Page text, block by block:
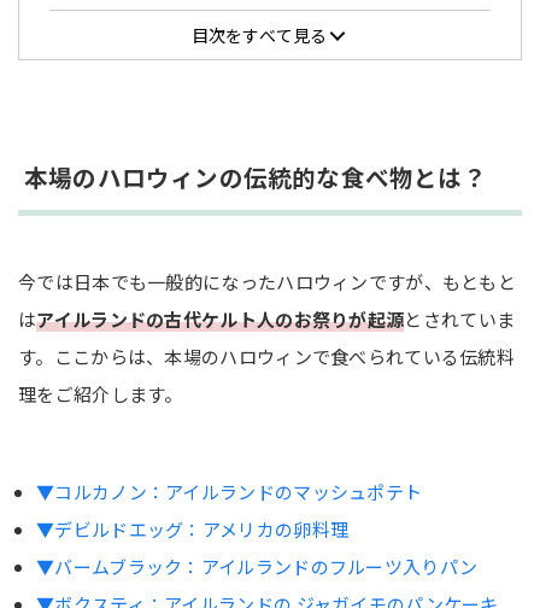
キャンディコーン：アメリカで定番のピラミッド型
のキャンディ
な焼き菓子
ハロウィンは「秋の収穫」を祝うお祭り
ハロウィンを楽しむ料理を作るポイント
かぼちゃを料理に使う
おばけ・モンスターの飾りを取り入れる
シピ7選
星形クルトンかぼちゃポタージュ
鮭とかぼちゃのエスカベッシュ
目次をすべて見る
本場のハロウィンの伝統的な食べ物とは？
今では日本でも一般的になったハロウィンですが、もともと
はアイルランドの古代ケルト人のお祭りが起源とされていま
す。ここからは、本場のハロウィンで食べられている伝統料
理をご紹介します。
▼コルカノン：アイルランドのマッシュポテト
▼デビルドエッグ：アメリカの卵料理
▼バームブラック：アイルランドのフルーツ入りパン